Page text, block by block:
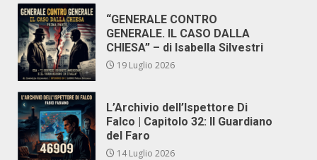
“GENERALE CONTRO
GENERALE. IL CASO DALLA
CHIESA” – di Isabella Silvestri
19 Luglio 2026
L’Archivio dell’Ispettore Di
Falco | Capitolo 32: Il Guardiano
del Faro
14 Luglio 2026